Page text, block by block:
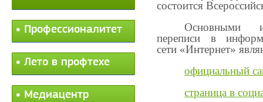
Профессионалитет
Лето в профтехе
Медиацентр
состоится
Основными
переписи в
сети «Интернет»
официальный
страница в